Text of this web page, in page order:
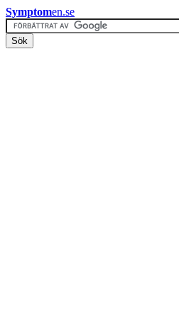
Symptomen.se